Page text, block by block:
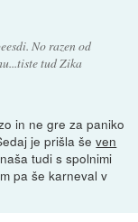
No razen od
tud Zika
in ne gre za paniko
je prišla ševen
tudi s spolnimi
pa še karneval v